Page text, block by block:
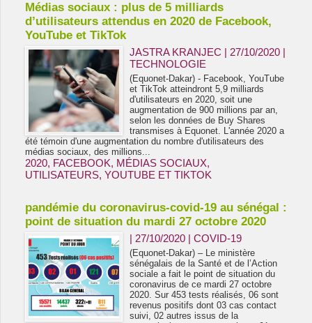
Médias sociaux : plus de 5 milliards
d’utilisateurs attendus en 2020 de Facebook,
YouTube et TikTok
JASTRA KRANJEC | 27/10/2020 |
TECHNOLOGIE
(Equonet-Dakar) - Facebook, YouTube
et TikTok atteindront 5,9 milliards
d'utilisateurs en 2020, soit une
augmentation de 900 millions par an,
selon les données de Buy Shares
transmises à Equonet. L'année 2020 a
été témoin d'une augmentation du nombre d'utilisateurs des
médias sociaux, des millions...
2020, FACEBOOK, MÉDIAS SOCIAUX,
UTILISATEURS, YOUTUBE ET TIKTOK
pandémie du coronavirus-covid-19 au sénégal :
point de situation du mardi 27 octobre 2020
| 27/10/2020 |COVID-19
(Equonet-Dakar) – Le ministère
sénégalais de la Santé et de l’Action
sociale a fait le point de situation du
coronavirus de ce mardi 27 octobre
2020. Sur 453 tests réalisés, 06 sont
revenus positifs dont 03 cas contact
suivi, 02 autres issus de la